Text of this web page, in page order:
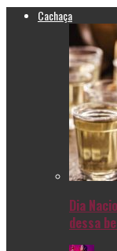
Cachaça
Dia
dessa